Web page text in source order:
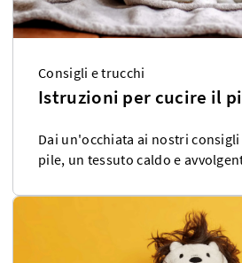
Consigli e trucchi
Istruzioni per cucire il
Dai un'occhiata ai nostri
pile, un tessuto caldo e